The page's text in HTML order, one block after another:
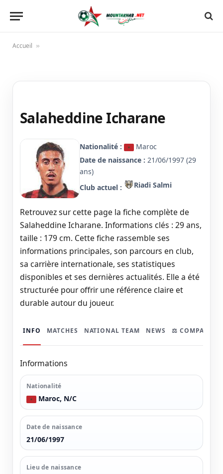
Accueil »
Salaheddine Icharane
Nationalité :
Maroc
Date de naissance : 21/06/1997 (29
ans)
Club actuel :
Riadi Salmi
Retrouvez sur cette page la fiche complète de
Salaheddine Icharane. Informations clés : 29 ans,
taille : 179 cm. Cette fiche rassemble ses
informations principales, son parcours en club,
sa carrière internationale, ses statistiques
disponibles et ses dernières actualités. Elle a été
structurée pour offrir une référence claire et
durable autour du joueur.
INFO MATCHES NATIONAL TEAM NEWS ⚖️ COMPARER
Informations
Nationalité
Maroc, N/C
Date de naissance
21/06/1997
Lieu de naissance